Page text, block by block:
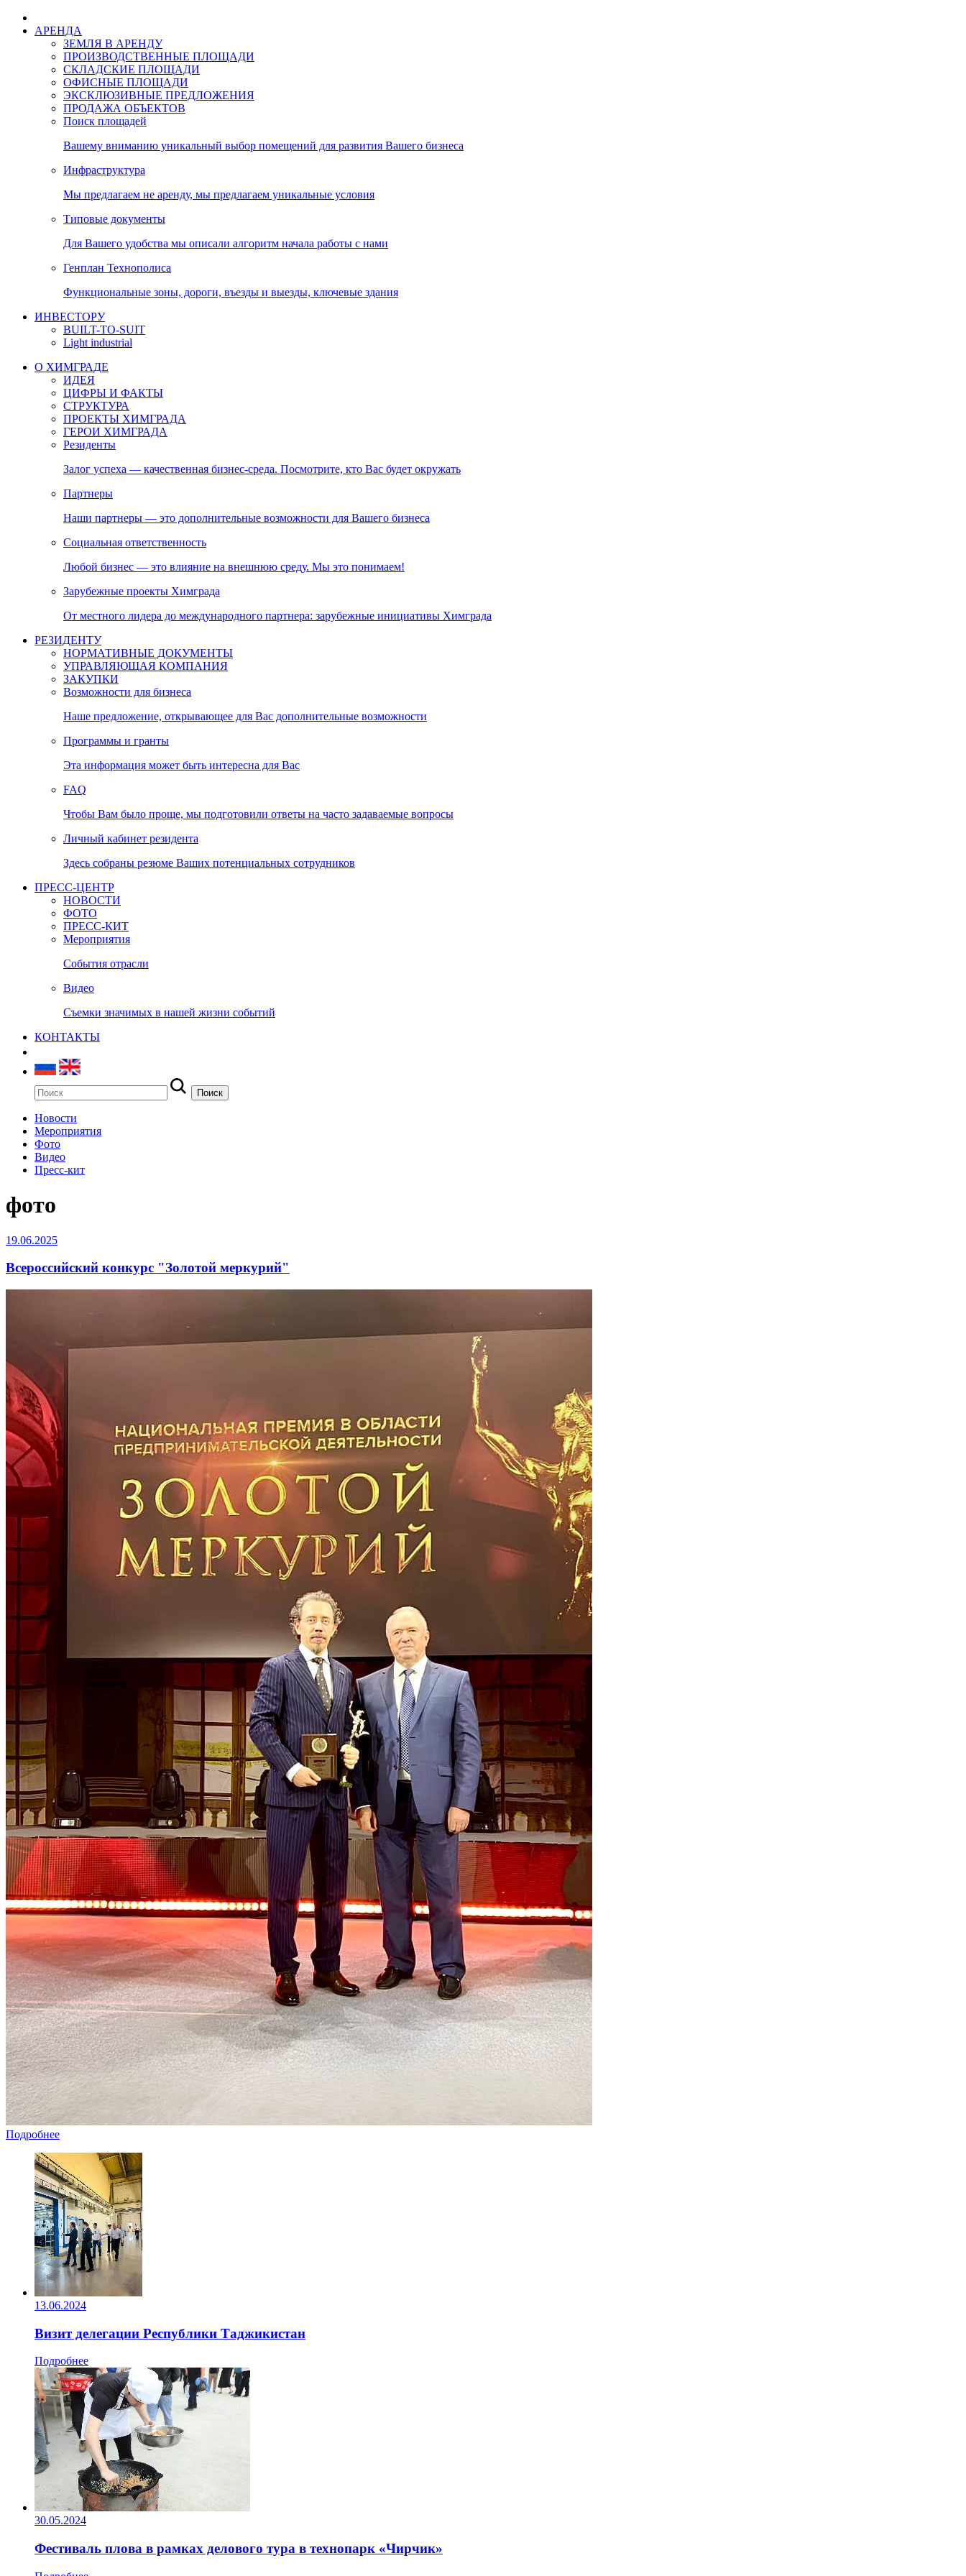
АРЕНДА
ЗЕМЛЯ В АРЕНДУ
ПРОИЗВОДСТВЕННЫЕ ПЛОЩАДИ
СКЛАДСКИЕ ПЛОЩАДИ
ОФИСНЫЕ ПЛОЩАДИ
ЭКСКЛЮЗИВНЫЕ ПРЕДЛОЖЕНИЯ
ПРОДАЖА ОБЪЕКТОВ
Поиск площадей
Вашему вниманию уникальный выбор помещений для развития Вашего бизнеса
Инфраструктура
Мы предлагаем не аренду, мы предлагаем уникальные условия
Типовые документы
Для Вашего удобства мы описали алгоритм начала работы с нами
Генплан Технополиса
Функциональные зоны, дороги, въезды и выезды, ключевые здания
ИНВЕСТОРУ
BUILT-TO-SUIT
Light industrial
О ХИМГРАДЕ
ИДЕЯ
ЦИФРЫ И ФАКТЫ
СТРУКТУРА
ПРОЕКТЫ ХИМГРАДА
ГЕРОИ ХИМГРАДА
Резиденты
Залог успеха — качественная бизнес-среда. Посмотрите, кто Вас будет окружать
Партнеры
Наши партнеры — это дополнительные возможности для Вашего бизнеса
Социальная ответственность
Любой бизнес — это влияние на внешнюю среду. Мы это понимаем!
Зарубежные проекты Химграда
От местного лидера до международного партнера: зарубежные инициативы Химграда
РЕЗИДЕНТУ
НОРМАТИВНЫЕ ДОКУМЕНТЫ
УПРАВЛЯЮЩАЯ КОМПАНИЯ
ЗАКУПКИ
Возможности для бизнеса
Наше предложение, открывающее для Вас дополнительные возможности
Программы и гранты
Эта информация может быть интересна для Вас
FAQ
Чтобы Вам было проще, мы подготовили ответы на часто задаваемые вопросы
Личный кабинет резидента
Здесь собраны резюме Ваших потенциальных сотрудников
ПРЕСС-ЦЕНТР
НОВОСТИ
ФОТО
ПРЕСС-КИТ
Мероприятия
События отрасли
Видео
Съемки значимых в нашей жизни событий
КОНТАКТЫ
Новости
Мероприятия
Фото
Видео
Пресс-кит
фото
19.06.2025
Всероссийский конкурс "Золотой меркурий"
Подробнее
13.06.2024
Визит делегации Республики Таджикистан
Подробнее
30.05.2024
Фестиваль плова в рамках делового тура в технопарк «Чирчик»